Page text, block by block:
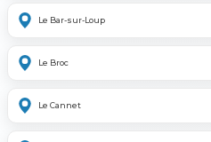
Le Bar-sur-Loup
Le Broc
Le Cannet